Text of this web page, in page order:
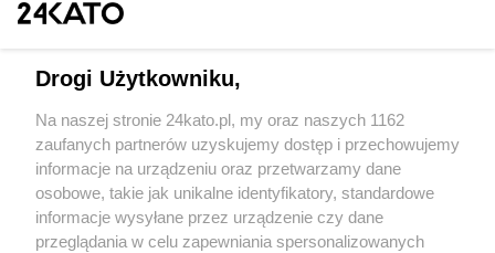
Wydawca mediów lokalnych
Drogi Użytkowniku,
Na naszej stronie 24kato.pl, my oraz naszych 1162
zaufanych partnerów uzyskujemy dostęp i przechowujemy
informacje na urządzeniu oraz przetwarzamy dane
osobowe, takie jak unikalne identyfikatory, standardowe
informacje wysyłane przez urządzenie czy dane
przeglądania w celu zapewniania spersonalizowanych